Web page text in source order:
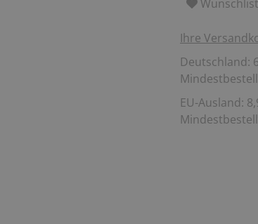
Ihre
Deutschland:
EU-Ausland: